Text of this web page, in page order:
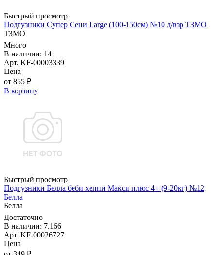
Быстрый просмотр
Подгузники Супер Сени Large (100-150см) №10 д/взр ТЗМО
ТЗМО
Много
В наличии: 14
Арт. KF-00003339
Цена
от 855 ₽
В корзину
Быстрый просмотр
Подгузники Белла беби хеппи Макси плюс 4+ (9-20кг) №12
Белла
Белла
Достаточно
В наличии: 7.166
Арт. KF-00026727
Цена